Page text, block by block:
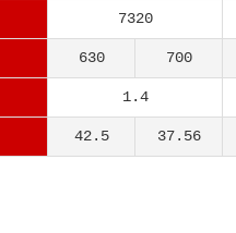
7320
630 700
1.4
42.5 37.56